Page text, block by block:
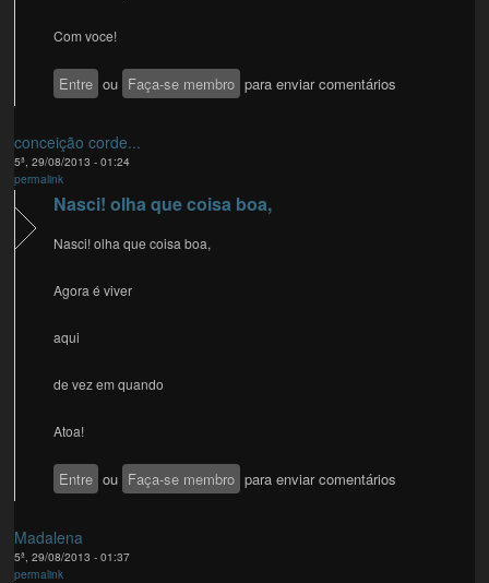
Com voce!
Entre ou Faça-se membro para enviar comentários
conceição corde...
5ª, 29/08/2013 - 01:24
permalink
Nasci! olha que coisa boa,
Nasci! olha que coisa boa,
Agora é viver
aqui
de vez em quando
Atoa!
Entre ou Faça-se membro para enviar comentários
Madalena
5ª, 29/08/2013 - 01:37
permalink